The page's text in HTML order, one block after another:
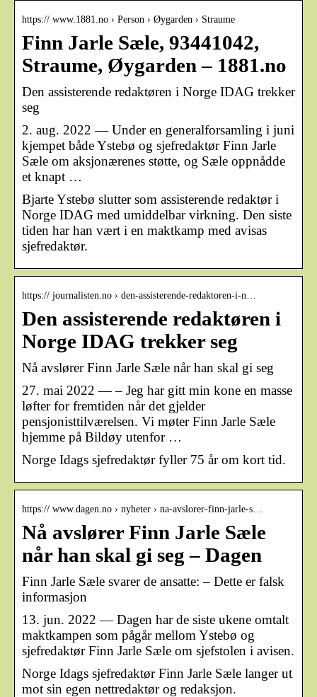
https:// www.1881.no › Person › Øygarden › Straume
Finn Jarle Sæle, 93441042,
Straume, Øygarden – 1881.no
Den assisterende redaktøren i Norge IDAG trekker
seg
2. aug. 2022 — Under en generalforsamling i juni
kjempet både Ystebø og sjefredaktør Finn Jarle
Sæle om aksjonærenes støtte, og Sæle oppnådde
et knapt …
Bjarte Ystebø slutter som assisterende redaktør i
Norge IDAG med umiddelbar virkning. Den siste
tiden har han vært i en maktkamp med avisas
sjefredaktør.
https:// journalisten.no › den-assisterende-redaktoren-i-n…
Den assisterende redaktøren i
Norge IDAG trekker seg
Nå avslører Finn Jarle Sæle når han skal gi seg
27. mai 2022 — – Jeg har gitt min kone en masse
løfter for fremtiden når det gjelder
pensjonisttilværelsen. Vi møter Finn Jarle Sæle
hjemme på Bildøy utenfor …
Norge Idags sjefredaktør fyller 75 år om kort tid.
https:// www.dagen.no › nyheter › na-avslorer-finn-jarle-s…
Nå avslører Finn Jarle Sæle
når han skal gi seg – Dagen
Finn Jarle Sæle svarer de ansatte: – Dette er falsk
informasjon
13. jun. 2022 — Dagen har de siste ukene omtalt
maktkampen som pågår mellom Ystebø og
sjefredaktør Finn Jarle Sæle om sjefstolen i avisen.
Norge Idags sjefredaktør Finn Jarle Sæle langer ut
mot sin egen nettredaktør og redaksjon.